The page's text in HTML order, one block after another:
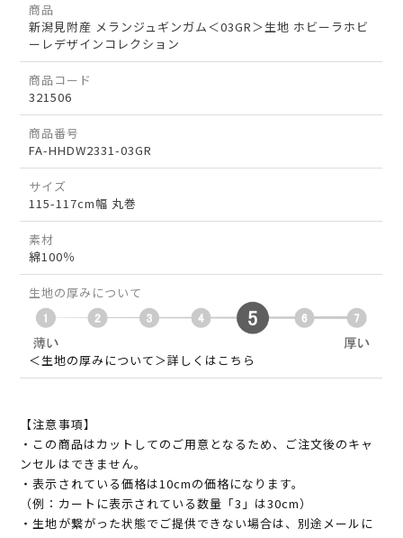
商品
新潟見附産 メランジュギンガム＜03GR＞生地 ホビーラホビ
ーレデザインコレクション
商品コード
321506
商品番号
FA-HHDW2331-03GR
サイズ
115-117cm幅 丸巻
素材
綿100％
生地の厚みについて
＜生地の厚みについて＞詳しくはこちら
【注意事項】
・この商品はカットしてのご用意となるため、ご注文後のキャ
ンセルはできません。
・表示されている価格は10cmの価格になります。
（例：カートに表示されている数量「3」は30cm）
・生地が繋がった状態でご提供できない場合は、別途メールに